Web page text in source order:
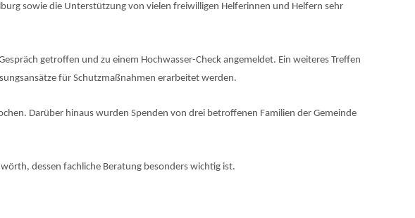
sowie die Unterstützung von vielen freiwilligen Helferinnen und Helfern sehr
getroffen und zu einem Hochwasser-Check angemeldet. Ein weiteres Treffen
für Schutzmaßnahmen erarbeitet werden.
Darüber hinaus wurden Spenden von drei betroffenen Familien der Gemeinde
dessen fachliche Beratung besonders wichtig ist.